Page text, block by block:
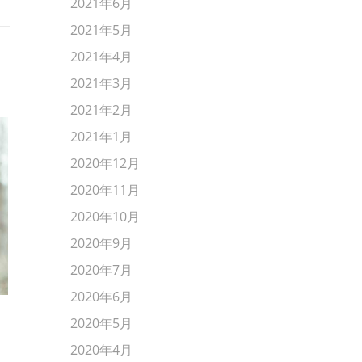
宮古島✨
2021年5月
2021年4月
2021年3月
2021年2月
2021年1月
2020年12月
2020年11月
2020年10月
2020年9月
2020年7月
2020年6月
2020年5月
2020年4月